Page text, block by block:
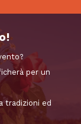
per un
tradizioni ed